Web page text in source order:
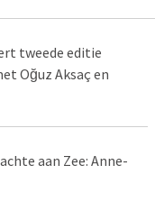
tweede editie
Oğuz Aksaç en
aan Zee: Anne-